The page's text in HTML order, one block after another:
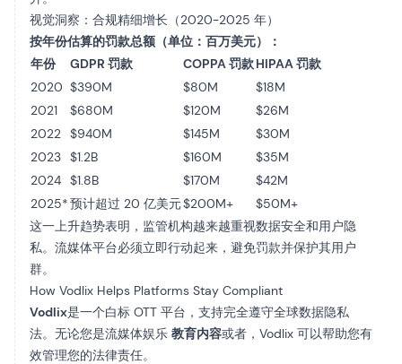
视觉洞察：合规精细增长（2020-2025 年）
按年份估算的罚款总额（单位：百万美元）：
年份
GDPR 罚款 COPPA 罚款HIPAA 罚款
2020 $390M $80M
$18M
2021
$680M $120M
$26M
2022 $940M $145M
$30M
2023 $1.2B $160M
$35M
2024 $1.8B $170M
$42M
2025*预计超过 20 亿美元$200M+
$50M+
这一上升趋势表明，监管机构越来越重视数据安全和用户隐
私。流媒体平台必须立即行动起来，避免罚款并保护其用户
群。
How Vodlix Helps Platforms Stay Compliant
Vodlix是一个白标 OTT 平台，支持完全遵守全球数据隐私
法。无论您是流媒体娱乐 教育内容或者，Vodlix 可以帮助您有
效管理您的法律责任。